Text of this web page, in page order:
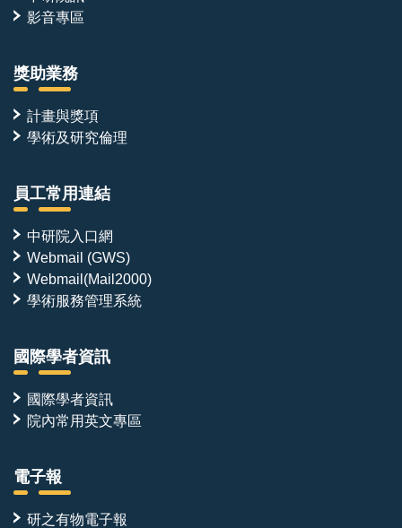
影音專區
獎助業務
計畫與獎項
學術及研究倫理
員工常用連結
中研院入口網
Webmail (GWS)
Webmail(Mail2000)
學術服務管理系統
國際學者資訊
國際學者資訊
院內常用英文專區
電子報
研之有物電子報